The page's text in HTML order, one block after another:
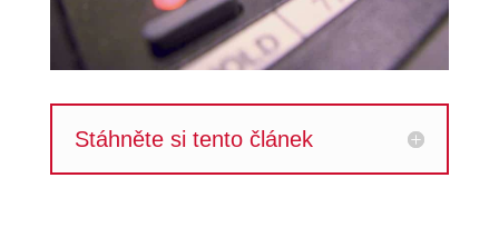
Stáhněte si tento článek